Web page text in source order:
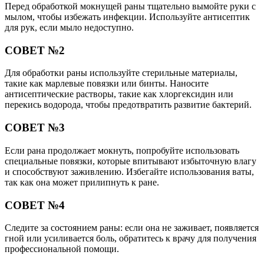
Перед обработкой мокнущей раны тщательно вымойте руки с
мылом, чтобы избежать инфекции. Используйте антисептик
для рук, если мыло недоступно.
СОВЕТ №2
Для обработки раны используйте стерильные материалы,
такие как марлевые повязки или бинты. Наносите
антисептические растворы, такие как хлоргексидин или
перекись водорода, чтобы предотвратить развитие бактерий.
СОВЕТ №3
Если рана продолжает мокнуть, попробуйте использовать
специальные повязки, которые впитывают избыточную влагу
и способствуют заживлению. Избегайте использования ваты,
так как она может прилипнуть к ране.
СОВЕТ №4
Следите за состоянием раны: если она не заживает, появляется
гной или усиливается боль, обратитесь к врачу для получения
профессиональной помощи.